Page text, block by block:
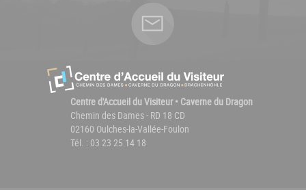
Centre d'Accueil du Visiteur • Caverne du Dragon
Chemin des Dames - RD 18 CD
02160 Oulches-la-Vallée-Foulon
Tél. : 03 23 25 14 18